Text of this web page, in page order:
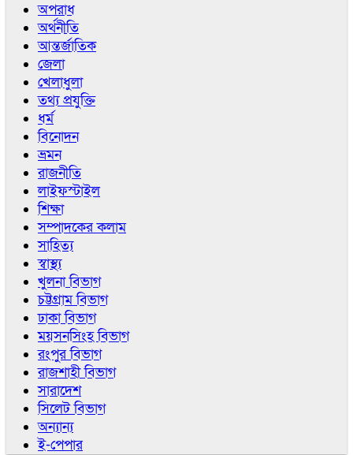
অপরাধ
অর্থনীতি
আন্তর্জাতিক
জেলা
খেলাধুলা
তথ্য প্রযুক্তি
ধর্ম
বিনোদন
ভ্রমন
রাজনীতি
লাইফস্টাইল
শিক্ষা
সম্পাদকের কলাম
সাহিত্য
স্বাস্থ্য
খুলনা বিভাগ
চট্টগ্রাম বিভাগ
ঢাকা বিভাগ
ময়সনসিংহ বিভাগ
রংপুর বিভাগ
রাজশাহী বিভাগ
সারাদেশ
সিলেট বিভাগ
অন্যান্য
ই-পেপার